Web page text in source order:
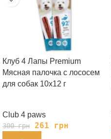
Клуб 4 Лапы Premium
Мясная палочка с лососем
для собак 10х12 г
Club 4 paws
300грн 261 грн